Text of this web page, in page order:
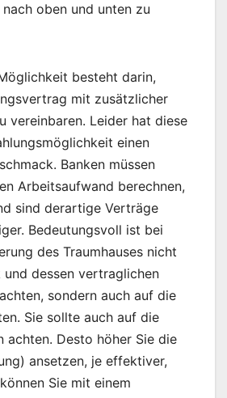
oben und unten zu
besteht darin,
mit zusätzlicher
vereinbaren. Leider hat diese
einen
Banken müssen
Arbeitsaufwand berechnen,
sind derartige Verträge
Bedeutungsvoll ist bei
des Traumhauses nicht
und dessen vertraglichen
sondern auch auf die
Sie sollte auch auf die
achten. Desto höher Sie die
ansetzen, je effektiver,
Sie mit einem